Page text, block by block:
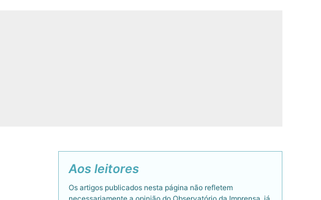
Aos leitores
Os artigos publicados nesta página não refletem